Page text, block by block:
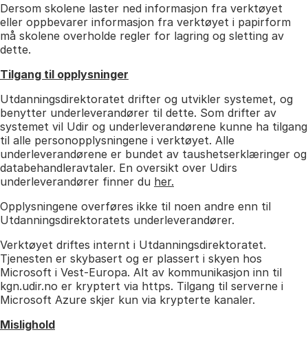
Dersom skolene laster ned informasjon fra verktøyet
eller oppbevarer informasjon fra verktøyet i papirform
må skolene overholde regler for lagring og sletting av
dette.
Tilgang til opplysninger
Utdanningsdirektoratet drifter og utvikler systemet, og
benytter underleverandører til dette. Som drifter av
systemet vil Udir og underleverandørene kunne ha tilgang
til alle personopplysningene i verktøyet. Alle
underleverandørene er bundet av taushetserklæringer og
databehandleravtaler. En oversikt over Udirs
underleverandører finner du her.
Opplysningene overføres ikke til noen andre enn til
Utdanningsdirektoratets underleverandører.
Verktøyet driftes internt i Utdanningsdirektoratet.
Tjenesten er skybasert og er plassert i skyen hos
Microsoft i Vest-Europa. Alt av kommunikasjon inn til
kgn.udir.no er kryptert via https. Tilgang til serverne i
Microsoft Azure skjer kun via krypterte kanaler.
Mislighold